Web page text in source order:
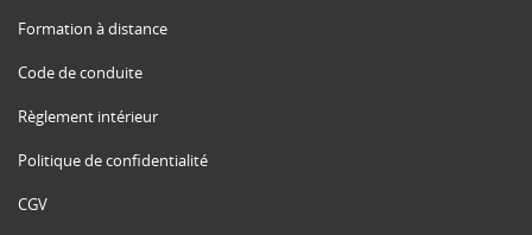
Formation à distance
Code de conduite
Règlement intérieur
Politique de confidentialité
CGV